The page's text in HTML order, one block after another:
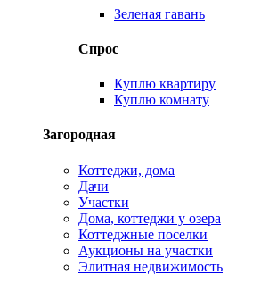
Зеленая гавань
Спрос
Куплю квартиру
Куплю комнату
Загородная
Коттеджи, дома
Дачи
Участки
Дома, коттеджи у озера
Коттеджные поселки
Аукционы на участки
Элитная недвижимость